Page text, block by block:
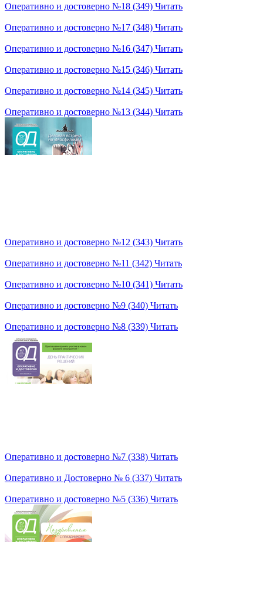
Оперативно и достоверно №18 (349) Читать
Оперативно и достоверно №17 (348) Читать
Оперативно и достоверно №16 (347) Читать
Оперативно и достоверно №15 (346) Читать
Оперативно и достоверно №14 (345) Читать
Оперативно и достоверно №13 (344) Читать
Оперативно и достоверно №12 (343) Читать
Оперативно и достоверно №11 (342) Читать
Оперативно и достоверно №10 (341) Читать
Оперативно и достоверно №9 (340) Читать
Оперативно и достоверно №8 (339) Читать
Оперативно и достоверно №7 (338) Читать
Оперативно и Достоверно № 6 (337) Читать
Оперативно и достоверно №5 (336) Читать